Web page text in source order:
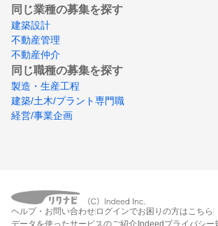
同じ業種の募集を探す
建築設計
不動産管理
不動産仲介
同じ職種の募集を探す
製造・生産工程
建築/土木/プラント専門職
経営/事業企画
ヘルプ・お問い合わせ ログインでお困りの方はこちら
データを使ったサービスのご紹介Indeedプライバシー